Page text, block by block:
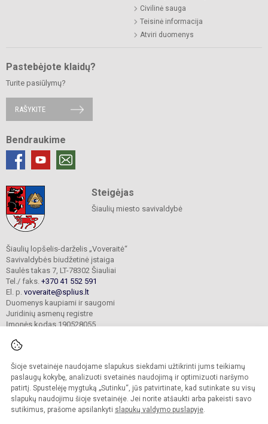
Šioje svetainėje naudojame slapukus siekdami užtikrinti jums teikiamų
paslaugų kokybę, analizuoti svetainės naudojimą ir optimizuoti naršymo
patirtį. Spustelėję mygtuką „Sutinku“, jūs patvirtinate, kad sutinkate su visų
slapukų naudojimu šioje svetainėje. Jei norite atšaukti arba pakeisti savo
sutikimus, prašome apsilankyti slapukų valdymo puslapyje.
Civilinė sauga
Teisinė informacija
Atviri duomenys
Pastebėjote klaidų?
Turite pasiūlymų?
RAŠYKITE
Bendraukime
Steigėjas
Šiaulių miesto savivaldybė
Šiaulių lopšelis-darželis „Voveraitė“
Savivaldybės biudžetinė įstaiga
Saulės takas 7, LT-78302 Šiauliai
Tel./ faks. +370 41 552 591
El. p. voveraite@splius.lt
Duomenys kaupiami ir saugomi
Juridinių asmenų registre
Įmonės kodas 190528055
© 2025. Šiaulių lopšelis-darželis „Voveraitė“. Visos teisės saugomos.
Kopijuoti turinį be raštiško įstaigos administracijos sutikimo griežtai draudžiama.
Prieinamumo paraiška Slapukų valdymas
Sumanus būdas atnaujinti